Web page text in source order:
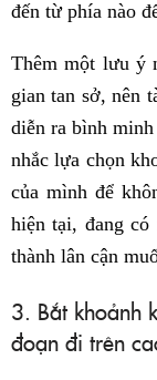
đến từ phía nào
Thêm một lưu ý
gian tan sở, nên
diễn ra bình
nhắc lựa chọn
của mình để
hiện tại, đang
thành lân cận
3. Bắt khoảnh
đoạn đi trên